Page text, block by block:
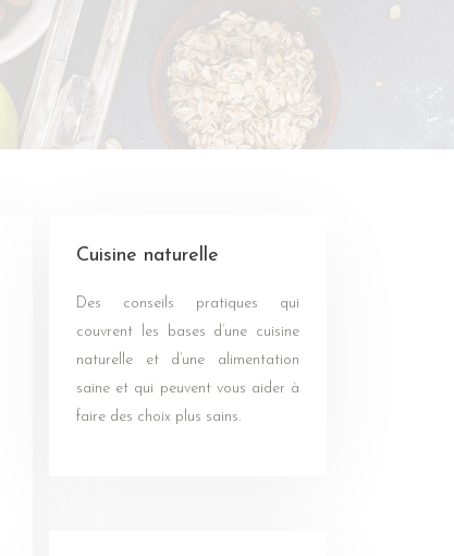
Cuisine naturelle
Des conseils pratiques qui
couvrent les bases d’une cuisine
naturelle et d’une alimentation
saine et qui peuvent vous aider à
faire des choix plus sains.